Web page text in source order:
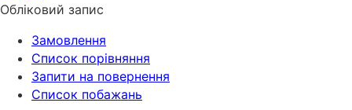
Обліковий запис
Замовлення
Cписок порівняння
Запити на повернення
Список побажань